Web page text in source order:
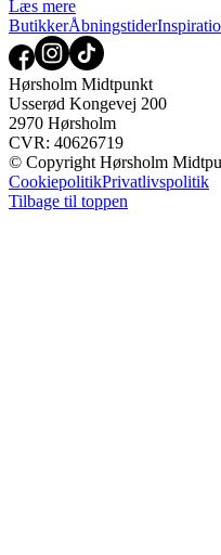
Læs mere
ButikkerÅbningstider
Hørsholm Midtpunkt
Usserød Kongevej 200
2970 Hørsholm
CVR: 40626719
© Copyright Hørsholm
CookiepolitikPrivatlivspolitik
Tilbage til toppen